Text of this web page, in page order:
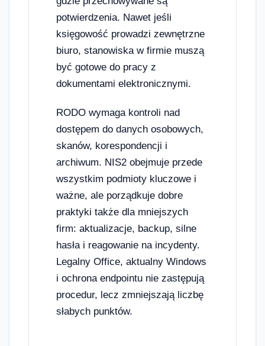
potwierdzenia. Nawet jeśli
księgowość prowadzi zewnętrzne
biuro, stanowiska w firmie muszą
być gotowe do pracy z
dokumentami elektronicznymi.
RODO wymaga kontroli nad
dostępem do danych osobowych,
skanów, korespondencji i
archiwum. NIS2 obejmuje przede
wszystkim podmioty kluczowe i
ważne, ale porządkuje dobre
praktyki także dla mniejszych
firm: aktualizacje, backup, silne
hasła i reagowanie na incydenty.
Legalny Office, aktualny Windows
i ochrona endpointu nie zastępują
procedur, lecz zmniejszają liczbę
słabych punktów.